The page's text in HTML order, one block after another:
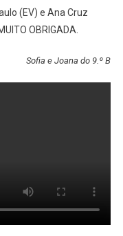
(EV) e Ana Cruz
OBRIGADA.
Sofia e Joana do 9.º B